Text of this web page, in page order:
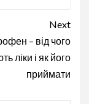
Next
– від чого
ліки і як його
приймати